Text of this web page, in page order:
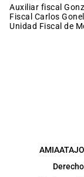
auxiliar fiscal
fiscal Carlos
Unidad Fiscal de
AMIAATAJO